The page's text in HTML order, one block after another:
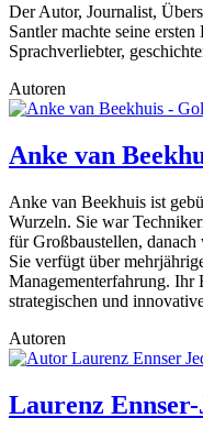
Der Autor, Journalist,
Santler machte seine
Sprachverliebter,
Autoren
Anke van
Anke van Beekhuis ist
Wurzeln. Sie war
für Großbaustellen,
Sie verfügt über
Managementerfahrung. Ihr
strategischen und
Autoren
Laurenz